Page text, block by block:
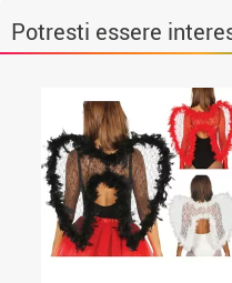
Potresti essere